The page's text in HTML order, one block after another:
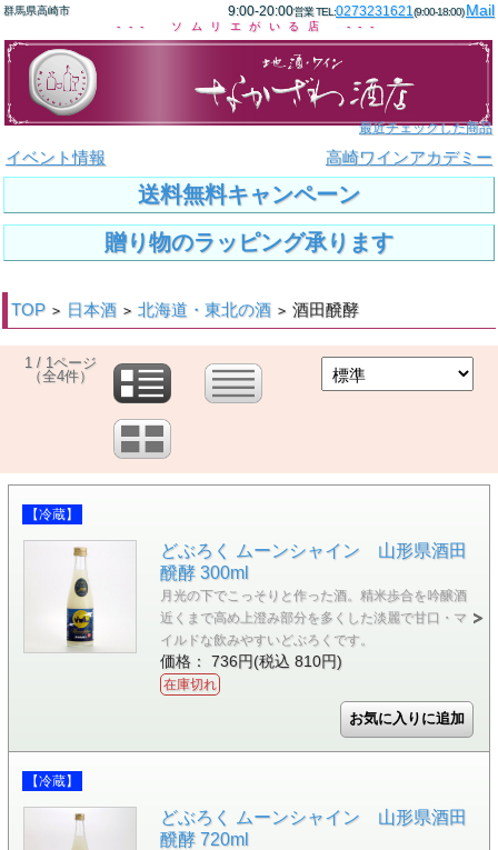
群馬県高崎市 9:00-20:00営業 TEL:0273231621(9:00-18:00)Mail
--- ソムリエがいる店 ---
最近チェックした商品
イベント情報 高崎ワインアカデミー
送料無料キャンペーン
贈り物のラッピング承ります
TOP > 日本酒 > 北海道・東北の酒 > 酒田醗酵
1 / 1ページ
（全4件）
【冷蔵】
どぶろく ムーンシャイン 山形県酒田
醗酵 300ml
月光の下でこっそりと作った酒。精米歩合を吟醸酒
近くまで高め上澄み部分を多くした淡麗で甘口・マ
イルドな飲みやすいどぶろくです。
価格： 736円(税込 810円)
在庫切れ
【冷蔵】
どぶろく ムーンシャイン 山形県酒田
醗酵 720ml